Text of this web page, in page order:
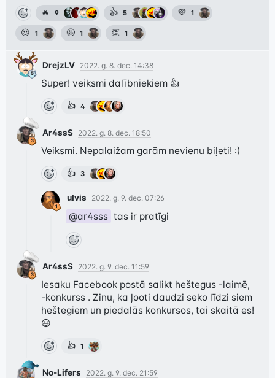
🔥 9 👍 5 💜 1
😍 1 🤩 1 👏 1
DrejzLV 2022. g. 8. dec. 14:38
Super! veiksmi dalībniekiem 👍
👍 4
Ar4ssS 2022. g. 8. dec. 18:50
Veiksmi. Nepalaižam garām nevienu biļeti! :)
👍 3
ulvis 2022. g. 9. dec. 07:26
@ar4sss tas ir pratīgi
Ar4ssS 2022. g. 9. dec. 11:59
Iesaku Facebook postā salikt heštegus -laimē,
-konkurss . Zinu, ka ļooti daudzi seko līdzi siem
heštegiem un piedalās konkursos, tai skaitā es!
😃
👍 1
No-Lifers 2022. g. 9. dec. 21:59